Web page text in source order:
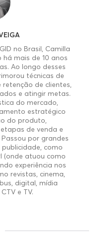
no Brasil, Camilla
mais de 10 anos
Ao longo desses
técnicas de
de clientes,
e atingir metas.
do mercado,
estratégico
do produto,
de venda e
por grandes
publicidade, como
(onde atuou como
experiência nos
revistas, cinema,
digital, mídia
e TV.